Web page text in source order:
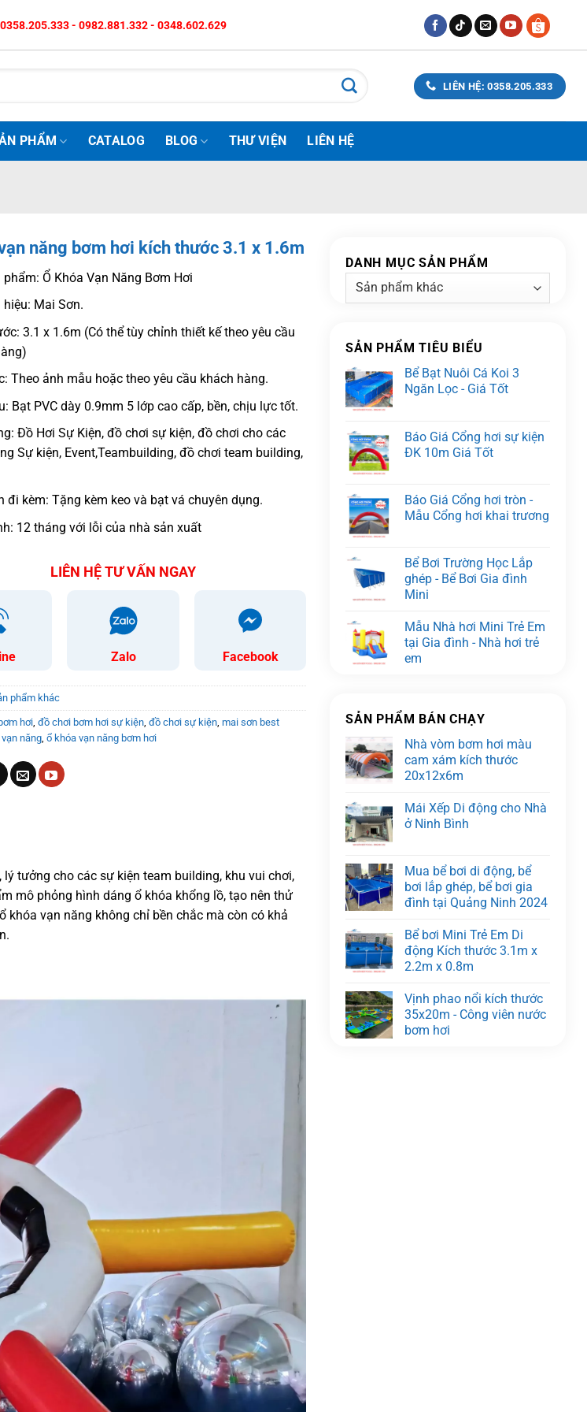
0358.205.333 - 0982.881.332 - 0348.602.629
LIÊN HỆ: 0358.205.333
PHẨM CATALOG BLOG THƯ VIỆN LIÊN HỆ
năng bơm hơi kích thước 3.1 x 1.6m
phẩm: Ổ Khóa Vạn Năng Bơm Hơi
Mai Sơn.
3.1 x 1.6m (Có thể tùy chỉnh thiết kế theo yêu cầu
Theo ảnh mẫu hoặc theo yêu cầu khách hàng.
Bạt PVC dày 0.9mm 5 lớp cao cấp, bền, chịu lực tốt.
Đồ Hơi Sự Kiện, đồ chơi sự kiện, đồ chơi cho các
Sự kiện, Event,Teambuilding, đồ chơi team building,
đi kèm: Tặng kèm keo và bạt vá chuyên dụng.
12 tháng với lỗi của nhà sản xuất
LIÊN HỆ TƯ VẤN NGAY
Zalo Facebook
phẩm khác
hơi, đồ chơi bơm hơi sự kiện, đồ chơi sự kiện, mai sơn best
năng, ổ khóa vạn năng bơm hơi
lý tưởng cho các sự kiện team building, khu vui chơi,
mô phỏng hình dáng ổ khóa khổng lồ, tạo nên thử
vạn năng không chỉ bền chắc mà còn có khả
DANH MỤC SẢN PHẨM
SẢN PHẨM TIÊU BIỂU
Bể Bạt Nuôi Cá Koi 3
Ngăn Lọc - Giá Tốt
Báo Giá Cổng hơi sự kiện
ĐK 10m Giá Tốt
Báo Giá Cổng hơi tròn -
Mẫu Cổng hơi khai trương
Bể Bơi Trường Học Lắp
ghép - Bể Bơi Gia đình
Mini
Mẫu Nhà hơi Mini Trẻ Em
tại Gia đình - Nhà hơi trẻ
em
SẢN PHẨM BÁN CHẠY
Nhà vòm bơm hơi màu
cam xám kích thước
20x12x6m
Mái Xếp Di động cho Nhà
ở Ninh Bình
Mua bể bơi di động, bể
bơi lắp ghép, bể bơi gia
đình tại Quảng Ninh 2024
Bể bơi Mini Trẻ Em Di
động Kích thước 3.1m x
2.2m x 0.8m
Vịnh phao nổi kích thước
35x20m - Công viên nước
bơm hơi